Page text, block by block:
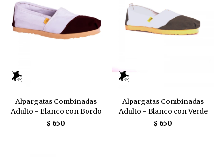
Alpargatas Combinadas
Adulto - Blanco con Bordo
$ 650
Alpargatas Combinadas
Adulto - Blanco con Verde
$ 650